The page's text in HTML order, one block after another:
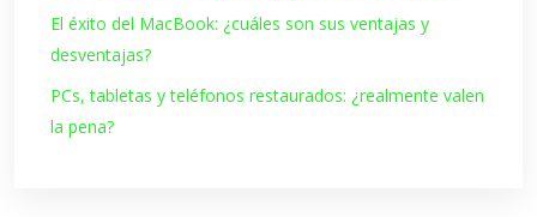
El éxito del MacBook: ¿cuáles son sus ventajas y
desventajas?
PCs, tabletas y teléfonos restaurados: ¿realmente valen
la pena?